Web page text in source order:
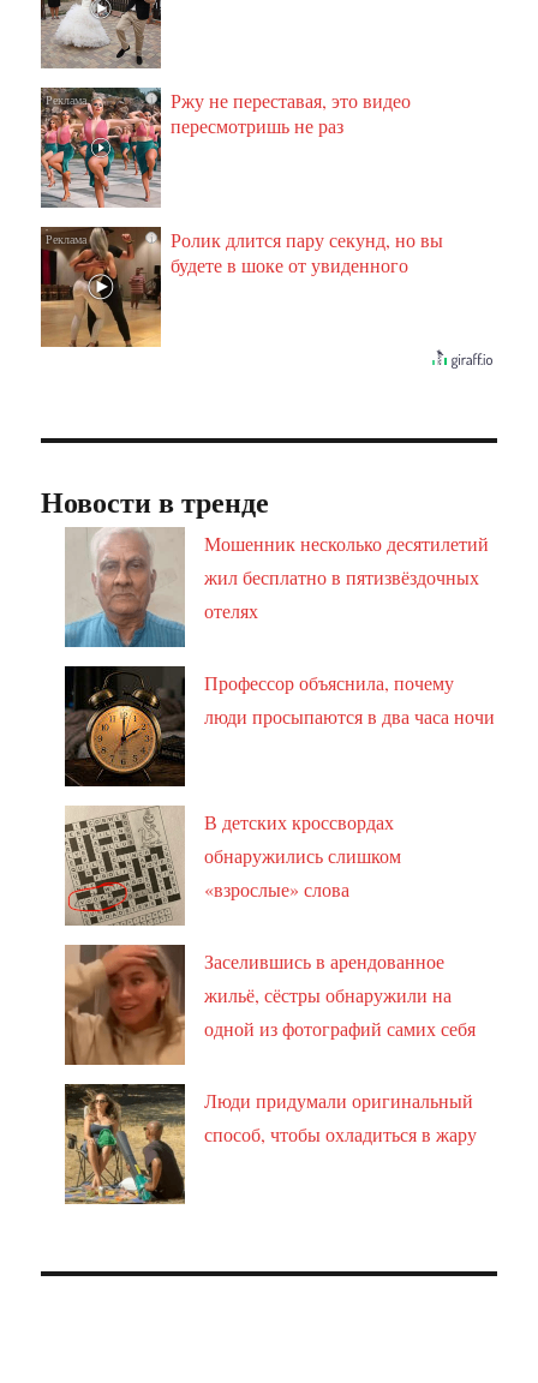
i
Ржу не переставая, это видео
пересмотришь не раз
i
Ролик длится пару секунд, но вы
будете в шоке от увиденного
Новости в тренде
Мошенник несколько десятилетий
жил бесплатно в пятизвёздочных
отелях
Профессор объяснила, почему
люди просыпаются в два часа ночи
В детских кроссвордах
обнаружились слишком
«взрослые» слова
Заселившись в арендованное
жильё, сёстры обнаружили на
одной из фотографий самих себя
Люди придумали оригинальный
способ, чтобы охладиться в жару